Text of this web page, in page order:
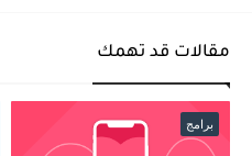
مقالات قد تهمك
برامج